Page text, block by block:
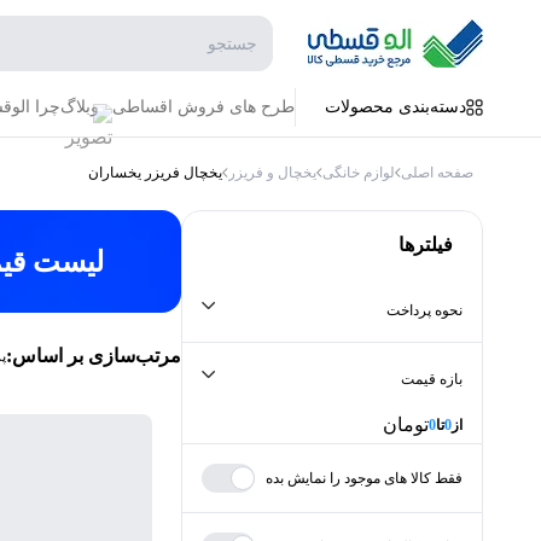
جستجو در فروشگاه
دسته‌بندی محصولات طرح های فروش اقساطی وبلاگچرا
صفحه اصلی لوازم خانگی یخچال و فریزر
یخچال فریزر یخساران
فیلترها
نحوه پرداخت
بازه قیمت
از0تا0تومان
بیشترین
فقط کالا های موجود را نمایش بده
لیست
مرتب‌سازی بر اساس: